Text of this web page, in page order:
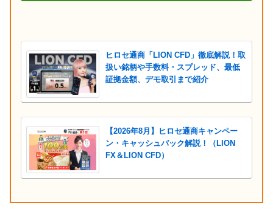
ヒロセ通商「LION CFD」徹底解説！取
扱い銘柄や手数料・スプレッド、最低
証拠金額、デモ取引まで紹介
【2026年8月】ヒロセ通商キャンペー
ン・キャッシュバック解説！（LION
FX＆LION CFD）